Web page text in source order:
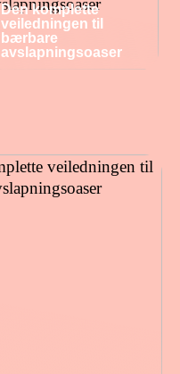
Den komplette
veiledningen til
bærbare
avslapningsoaser